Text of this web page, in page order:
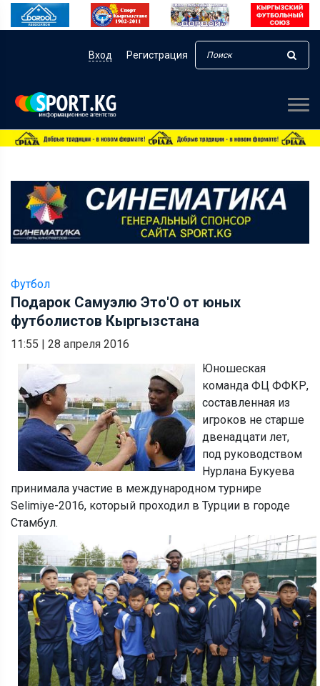
Вход Регистрация
Футбол
Подарок Самуэлю Это'О от юных
футболистов Кыргызстана
11:55 | 28 апреля 2016
Юношеская
команда ФЦ ФФКР,
составленная из
игроков не старше
двенадцати лет,
под руководством
Нурлана Букуева
принимала участие в международном турнире
Selimiye-2016, который проходил в Турции в городе
Стамбул.